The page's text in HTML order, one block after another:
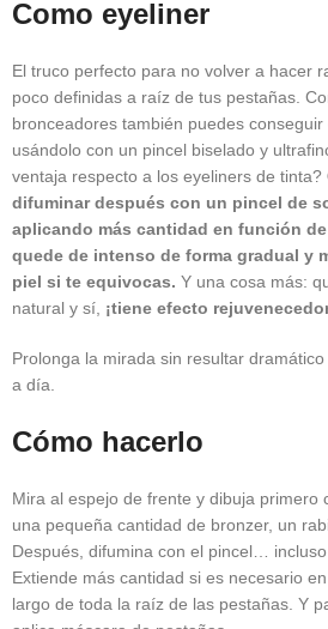
Como eyeliner
El truco perfecto para no volver a hacer
poco definidas a raíz de tus pestañas.
bronceadores también puedes conseguir
usándolo con un pincel biselado y
ventaja respecto a los eyeliners de tinta?
difuminar después con un pincel de
aplicando más cantidad en función
quede de intenso de forma gradual y
piel si te equivocas. Y una cosa más:
natural y sí, ¡tiene efecto
Prolonga la mirada sin resultar
a día.
Cómo hacerlo
Mira al espejo de frente y dibuja primero
una pequeña cantidad de bronzer, un
Después, difumina con el pincel…
Extiende más cantidad si es necesario
largo de toda la raíz de las pestañas. Y